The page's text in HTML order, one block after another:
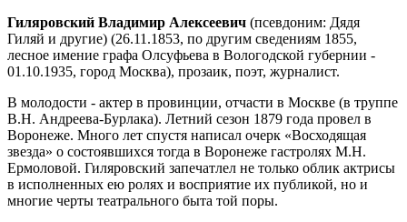
Гиляровский Владимир Алексеевич (псевдоним: Дядя
Гиляй и другие) (26.11.1853, по другим сведениям 1855,
лесное имение графа Олсуфьева в Вологодской губернии -
01.10.1935, город Москва), прозаик, поэт, журналист.
В молодости - актер в провинции, отчасти в Москве (в труппе
В.Н. Андреева-Бурлака). Летний сезон 1879 года провел в
Воронеже. Много лет спустя написал очерк «Восходящая
звезда» о состоявшихся тогда в Воронеже гастролях М.Н.
Ермоловой. Гиляровский запечатлел не только облик актрисы
в исполненных ею ролях и восприятие их публикой, но и
многие черты театрального быта той поры.